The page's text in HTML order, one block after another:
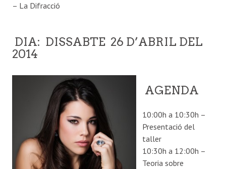
– La Difracció
DIA: DISSABTE 26 D’ABRIL DEL
2014
AGENDA
10:00h a 10:30h –
Presentació del
taller
10:30h a 12:00h –
Teoria sobre